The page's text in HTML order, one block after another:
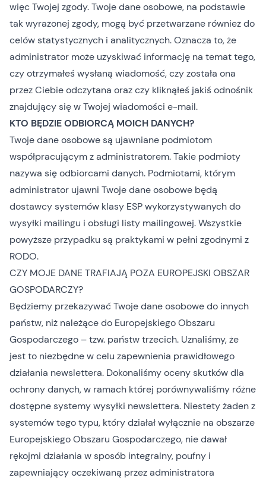
więc Twojej zgody. Twoje dane osobowe, na podstawie
tak wyrażonej zgody, mogą być przetwarzane również do
celów statystycznych i analitycznych. Oznacza to, że
administrator może uzyskiwać informację na temat tego,
czy otrzymałeś wysłaną wiadomość, czy została ona
przez Ciebie odczytana oraz czy kliknąłeś jakiś odnośnik
znajdujący się w Twojej wiadomości e-mail.
KTO BĘDZIE ODBIORCĄ MOICH DANYCH?
Twoje dane osobowe są ujawniane podmiotom
współpracującym z administratorem. Takie podmioty
nazywa się odbiorcami danych. Podmiotami, którym
administrator ujawni Twoje dane osobowe będą
dostawcy systemów klasy ESP wykorzystywanych do
wysyłki mailingu i obsługi listy mailingowej. Wszystkie
powyższe przypadku są praktykami w pełni zgodnymi z
RODO.
CZY MOJE DANE TRAFIAJĄ POZA EUROPEJSKI OBSZAR
GOSPODARCZY?
Będziemy przekazywać Twoje dane osobowe do innych
państw, niż należące do Europejskiego Obszaru
Gospodarczego – tzw. państw trzecich. Uznaliśmy, że
jest to niezbędne w celu zapewnienia prawidłowego
działania newslettera. Dokonaliśmy oceny skutków dla
ochrony danych, w ramach której porównywaliśmy różne
dostępne systemy wysyłki newslettera. Niestety żaden z
systemów tego typu, który działał wyłącznie na obszarze
Europejskiego Obszaru Gospodarczego, nie dawał
rękojmi działania w sposób integralny, poufny i
zapewniający oczekiwaną przez administratora